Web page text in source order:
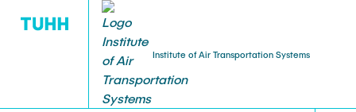
Institute of Air Transportation Systems